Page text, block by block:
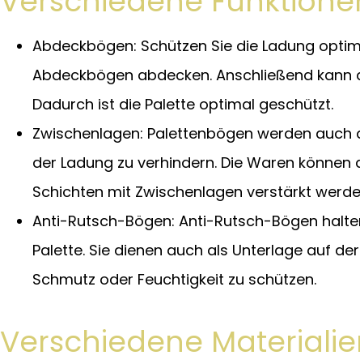
Abdeckbögen: Schützen Sie die Ladung
Abdeckbögen abdecken. Anschließend
Dadurch ist die Palette optimal geschützt.
Zwischenlagen: Palettenbögen werden
der Ladung zu verhindern. Die Waren
Schichten mit Zwischenlagen verstärkt
Anti-Rutsch-Bögen: Anti-Rutsch-Bögen
Palette. Sie dienen auch als Unterlage auf
Schmutz oder Feuchtigkeit zu schützen.
Verschiedene